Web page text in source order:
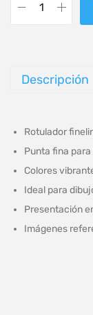
Descripción
Rotulador
Punta fina
Colores
Ideal para
Presentación
Imágenes